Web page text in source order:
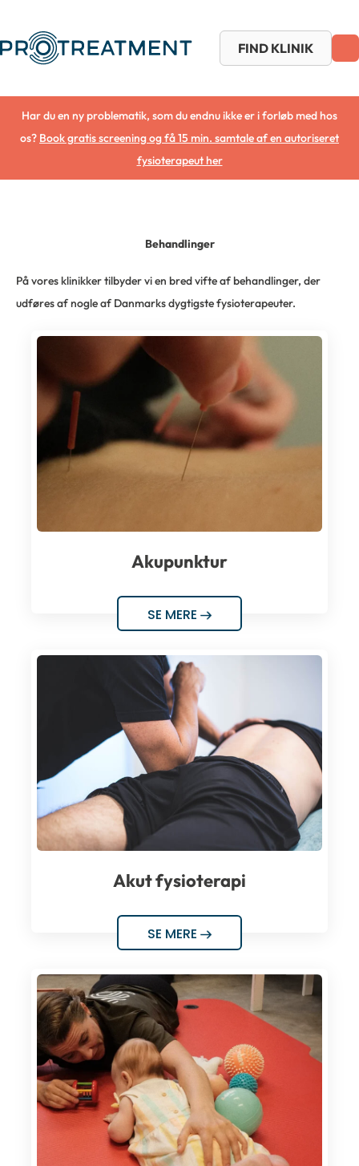
indholdet
FIND KLINIK
Har du en ny problematik, som du endnu ikke er i forløb med hos
os? Book gratis screening og få 15 min. samtale af en autoriseret
fysioterapeut her
Behandlinger
På vores klinikker tilbyder vi en bred vifte af behandlinger, der
udføres af nogle af Danmarks dygtigste fysioterapeuter.
Akupunktur
SE MERE
Akut fysioterapi
SE MERE